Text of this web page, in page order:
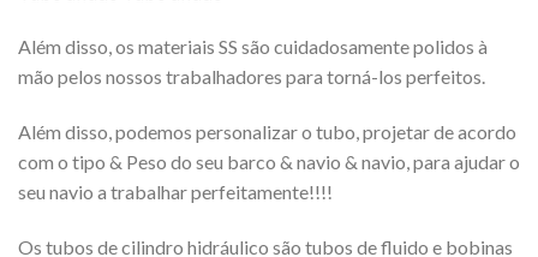
Além disso, os materiais SS são cuidadosamente polidos à
mão pelos nossos trabalhadores para torná-los perfeitos.
Além disso, podemos personalizar o tubo, projetar de acordo
com o tipo & Peso do seu barco & navio & navio, para ajudar o
seu navio a trabalhar perfeitamente!!!!
Os tubos de cilindro hidráulico são tubos de fluido e bobinas